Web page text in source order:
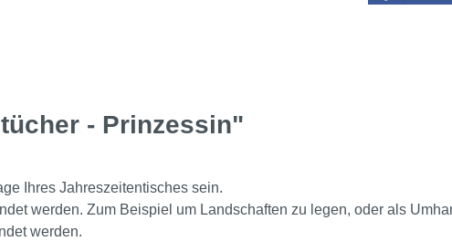
- Prinzessin"
Ihres Jahreszeitentisches sein.
werden. Zum Beispiel um Landschaften zu legen, oder als
werden.